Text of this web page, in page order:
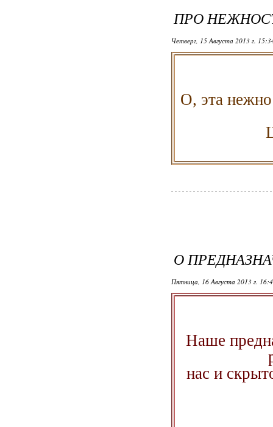
ПРО
Четверг, 15 Августа 2013 г.
О, эта
О
Пятница, 16 Августа 2013 г.
Наше
нас и